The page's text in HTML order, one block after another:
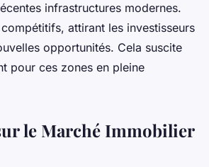
infrastructures modernes.
attirant les investisseurs
opportunités. Cela suscite
pour ces zones en pleine
le Marché Immobilier